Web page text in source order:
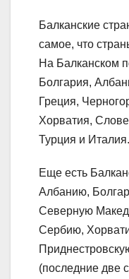
Балканские
самое, что
На Балканском
Болгария,
Греция,
Хорватия,
Турция и Италия.
Еще есть
Албанию,
Северную
Сербию,
(последние две